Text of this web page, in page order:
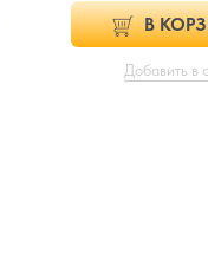
В
Добавить в